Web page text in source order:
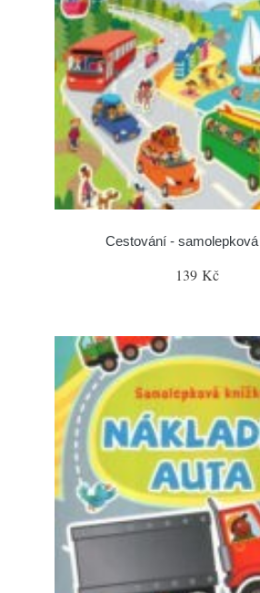
Cestování -
139 Kč